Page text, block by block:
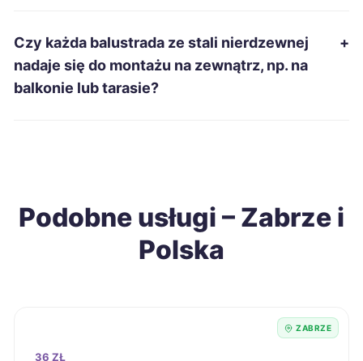
Mielec 696 zł
Zabrze TWOJE MIASTO
Opole 700 zł
Siemianowice Śląskie
Czy każda balustrada ze stali nierdzewnej
nadaje się do montażu na zewnątrz, np. na
balkonie lub tarasie?
+
Podobne usługi – Zabrze i
Polska
ZABRZE
36 ZŁ